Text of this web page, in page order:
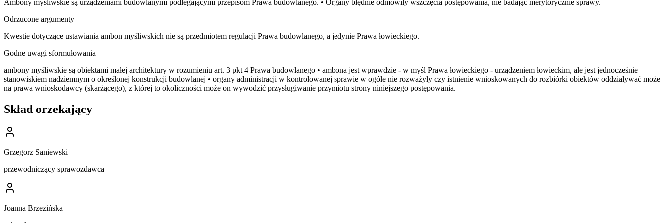
Ambony myśliwskie są urządzeniami budowlanymi podlegającymi przepisom Prawa budowlanego. • Organy błędnie odmówiły wszczęcia postępowania, nie badając merytorycznie sprawy.
Odrzucone argumenty
Kwestie dotyczące ustawiania ambon myśliwskich nie są przedmiotem regulacji Prawa budowlanego, a jedynie Prawa łowieckiego.
Godne uwagi sformułowania
ambony myśliwskie są obiektami małej architektury w rozumieniu art. 3 pkt 4 Prawa budowlanego • ambona jest wprawdzie - w myśl Prawa łowieckiego - urządzeniem łowieckim, ale jest jednocześnie
stanowiskiem nadziemnym o określonej konstrukcji budowlanej • organy administracji w kontrolowanej sprawie w ogóle nie rozważyły czy istnienie wnioskowanych do rozbiórki obiektów oddziaływać może
na prawa wnioskodawcy (skarżącego), z której to okoliczności może on wywodzić przysługiwanie przymiotu strony niniejszego postępowania.
Skład orzekający
Grzegorz Saniewski
przewodniczący sprawozdawca
Joanna Brzezińska